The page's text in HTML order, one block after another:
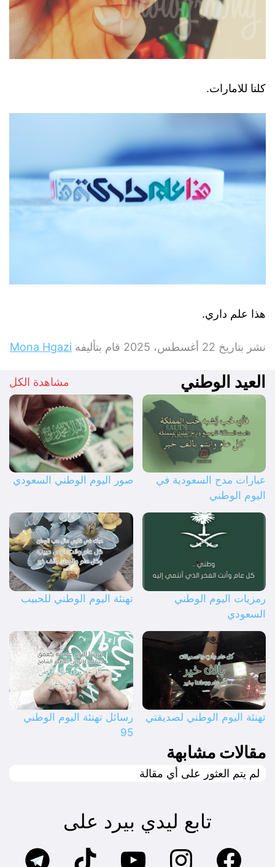
كلنا للامارات.
هذا علم داري.
نشر بتاريخ 22 أغسطس، 2025 قام بتأليفه Mona Hgazi
العيد الوطني مشاهدة الكل
عبارات مدح السعودية في
اليوم الوطني
صور اليوم الوطني السعودي
رمزيات اليوم الوطني
السعودي
تهنئة اليوم الوطني للحبيب
تهنئة اليوم الوطني لصديقتي
رسائل تهنئة اليوم الوطني
95
مقالات مشابهة
لم يتم العثور على أي مقالة
تابع ليدي بيرد على